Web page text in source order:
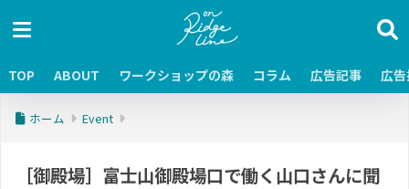
TOP ABOUT ワークショップの森 コラム 広告記事 広
ホーム Event
［御殿場］富士山御殿場口で働く山口さんに聞